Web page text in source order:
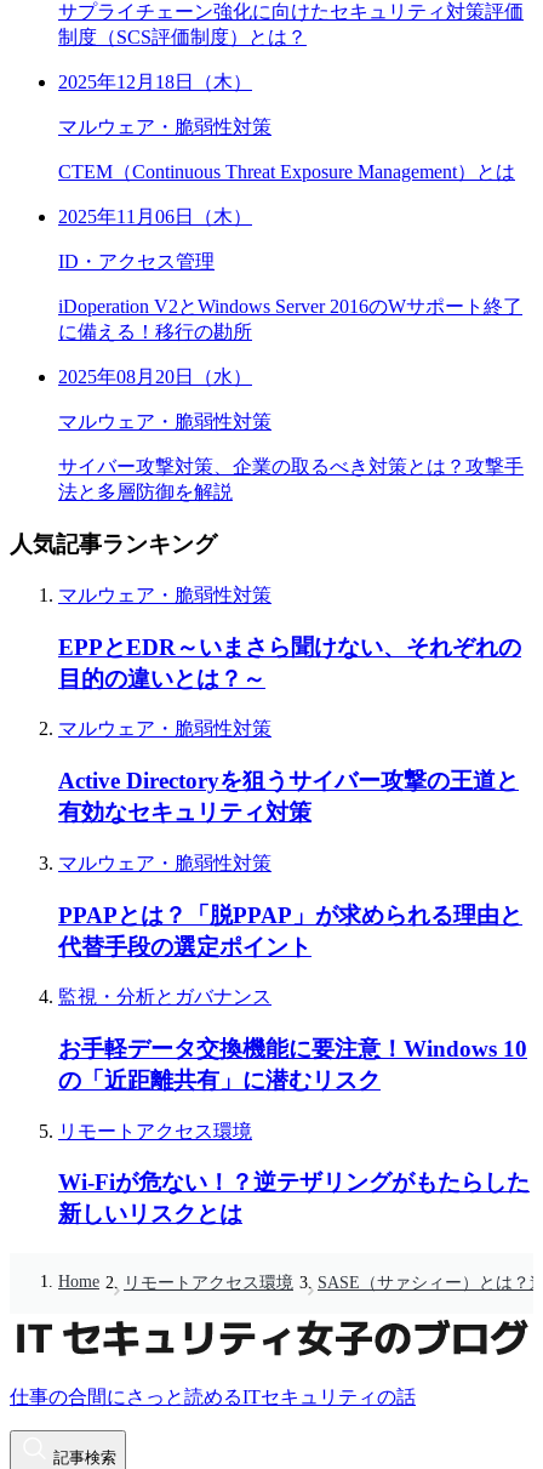
サプライチェーン強化に向けたセキュリティ対策評価
制度（SCS評価制度）とは？
2025年12月18日（木）
マルウェア・脆弱性対策
CTEM（Continuous Threat Exposure Management）とは
2025年11月06日（木）
ID・アクセス管理
iDoperation V2とWindows Server 2016のWサポート終了
に備える！移行の勘所
2025年08月20日（水）
マルウェア・脆弱性対策
サイバー攻撃対策、企業の取るべき対策とは？攻撃手
法と多層防御を解説
人気記事ランキング
マルウェア・脆弱性対策
EPPとEDR～いまさら聞けない、それぞれの
目的の違いとは？～
マルウェア・脆弱性対策
Active Directoryを狙うサイバー攻撃の王道と
有効なセキュリティ対策
マルウェア・脆弱性対策
PPAPとは？「脱PPAP」が求められる理由と
代替手段の選定ポイント
監視・分析とガバナンス
お手軽データ交換機能に要注意！Windows 10
の「近距離共有」に潜むリスク
リモートアクセス環境
Wi-Fiが危ない！？逆テザリングがもたらした
新しいリスクとは
Home リモートアクセス環境 SASE（サァシィー）とは？
仕事の合間にさっと読めるITセキュリティの話
記事検索